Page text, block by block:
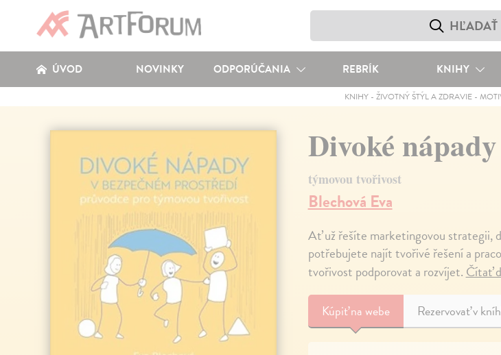
ÚVOD NOVINKY ODPORÚČANIA REBRÍK KNIHY
KNIHY -ŽIVOTNÝ ŠTÝL A ZDRAVIE -
Divoké
týmovou tvořivost
Blechová Eva
Ať už řešíte marketingovou strategii,
potřebujete najít tvořivé řešení a
tvořivost podporovat a rozvíjet.Čítať
Kúpiťna webe Rezervovať v